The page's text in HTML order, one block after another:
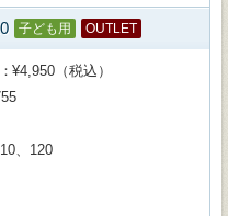
子ども用 OUTLET
¥4,950（税込）
、120